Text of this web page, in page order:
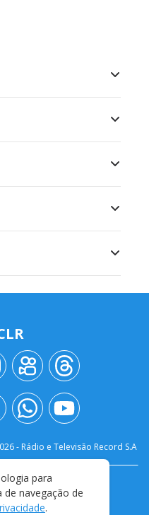
- Rádio e Televisão Record S.A
PRIVACIDADE
DE USO
para
de navegação de
.